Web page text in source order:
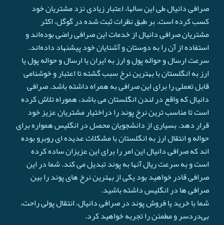
صرافی دانیال طی این سالها، اعتبار زیادی نزد مشتریان خود
کسب کرده است. بر طبق نظرات ثبت شده در گوگل، اکثر
مشتریان صرافی دانیال از خدمات این صرافی راضی بوده‌اند و
استفاده از آن را به دوستان و آشنایان خود پیشنهاد داده‌اند.
سرعت ارسال و حواله پول و ارز به ایران یا ارسال و حواله پول یا
ارز به انگلستان با بهترین نرخ سبب گشته تا اعتبار و خوشنامی
قابل تعملی را برای این صرافی به همراه داشته باشد. صرافی
دانیال که واقع در لندن انگلستان می باشد، هموراه تلاش کرده
است تا مناسب ترین نرخ پوند را دراختیار مشتریان عزیز خود
قرار دهد. بسیاری از دانشجویان محصل در انگلیس همواره برای
حواله و انتقال ارز به انگلستان با مشکلات عدیده ای روبرو بوده
اند که صرافی دانیال این امر را برای این عزیزان ساده کرده
است و به سرعت ريال آنها به پوند تبدیل می کند. شما در این
صرافی قادر خواهید بود یکی از بهترین نرخ های پوند را بین
صرافی ها در انگلیس داشته باشید.
شما با خرید یا فروش پوند در صرافی دانیال، انتقال پولی راحت،
بی‌دردسر و مطمئن را تجربه خواهید کرد.